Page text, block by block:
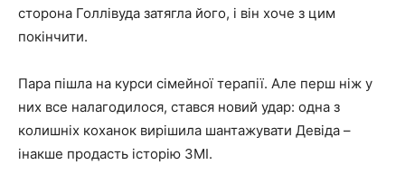
сторона Голлівуда затягла його, і він хоче з цим
покінчити.
Пара пішла на курси сімейної терапії. Але перш ніж у
них все налагодилося, стався новий удар: одна з
колишніх коханок вирішила шантажувати Девіда –
інакше продасть історію ЗМІ.